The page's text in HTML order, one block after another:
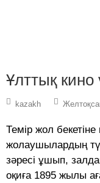
Ұлттық кино
kazakh
Темір жол
жолаушылардың
зәресі ұшып,
оқиға 1895 жылы